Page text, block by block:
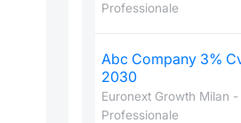
Professionale
Abc Company 3%
2030
Euronext Growth Milan
Professionale